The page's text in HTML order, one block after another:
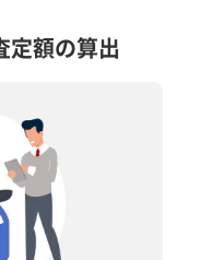
定額の算出